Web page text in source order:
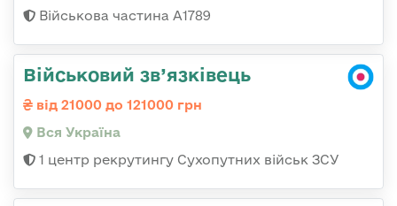
Військова частина А1789
Військовий зв’язківець
від 21000 до 121000 грн
Вся Україна
1 центр рекрутингу Сухопутних військ ЗСУ